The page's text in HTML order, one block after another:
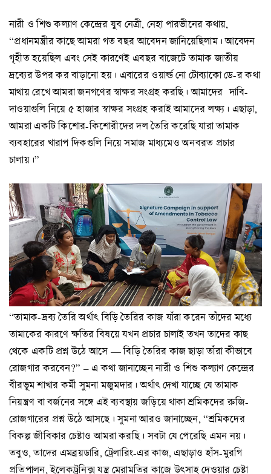
নারী ও শিশু কল্যাণ কেন্দ্রের যুব নেত্রী, নেহা পারভীনের কথায়,
“প্রধানমন্ত্রীর কাছে আমরা গত বছর আবেদন জানিয়েছিলাম। আবেদন
গৃহীত হয়েছিল এবং সেই কারণেই এবছর বাজেটে তামাক জাতীয়
দ্রব্যের উপর কর বাড়ানো হয়। এবারের ওয়ার্ল্ড নো টোব্যাকো ডে-র কথা
মাথায় রেখে আমরা জনগণের স্বাক্ষর সংগ্রহ করছি। আমাদের দাবি-
দাওয়াগুলি নিয়ে ৫ হাজার স্বাক্ষর সংগ্রহ করাই আমাদের লক্ষ্য। এছাড়া,
আমরা একটি কিশোর-কিশোরীদের দল তৈরি করেছি যারা তামাক
ব্যবহারের খারাপ দিকগুলি নিয়ে সমাজ মাধ্যমেও অনবরত প্রচার
চালায়।”
“তামাক-দ্রব্য তৈরি অর্থাৎ বিড়ি তৈরির কাজ যাঁরা করেন তাঁদের মধ্যে
তামাকের কারণে ক্ষতির বিষয়ে যখন প্রচার চালাই তখন তাদের কাছ
থেকে একটি প্রশ্ন উঠে আসে — বিড়ি তৈরির কাজ ছাড়া তাঁরা কীভাবে
রোজগার করবেন?” – এ কথা জানাচ্ছেন নারী ও শিশু কল্যাণ কেন্দ্রের
বীরভূম শাখার কর্মী সুমনা মজুমদার। অর্থাৎ দেখা যাচ্ছে যে তামাক
নিয়ন্ত্রণ বা বর্জনের সঙ্গে এই ব্যবস্থায় জড়িয়ে থাকা শ্রমিকদের রুজি-
রোজগারের প্রশ্ন উঠে আসছে। সুমনা আরও জানাচ্ছেন, “শ্রমিকদের
বিকল্প জীবিকার চেষ্টাও আমরা করছি। সবটা যে পেরেছি এমন নয়।
তবুও, তাদের এমব্রয়ডারি, ট্রেলারিং-এর কাজ, এছাড়াও হাঁস-মুরগি
প্রতিপালন, ইলেকট্রনিক্স যন্ত্র মেরামতির কাজে উৎসাহ দেওয়ার চেষ্টা